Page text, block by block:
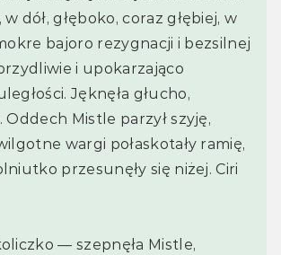
w dół, głęboko, coraz głębiej, w
bajoro rezygnacji i bezsilnej
i upokarzająco
Jęknęła głucho,
Oddech Mistle parzył szyję,
wargi połaskotały ramię,
przesunęły się niżej. Ciri
— szepnęła Mistle,